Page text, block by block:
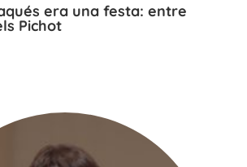
era una festa: entre
Pichot